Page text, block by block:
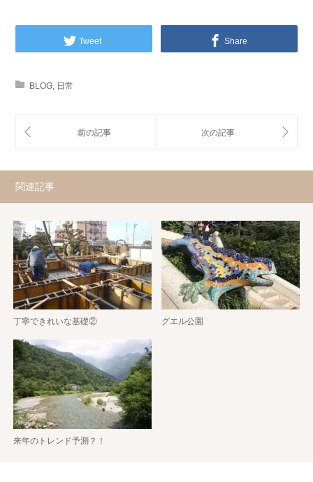
Tweet Share
BLOG, 日常
関連記事
丁寧できれいな基礎② グエル公園
来年のトレンド予測？！